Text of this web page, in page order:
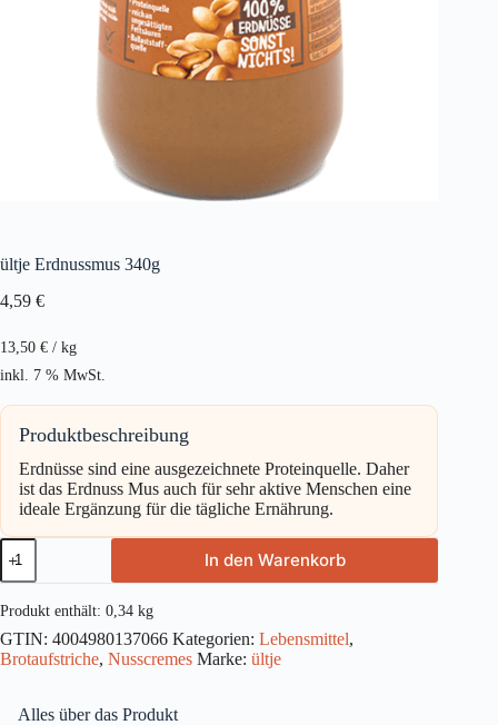
ültje Erdnussmus 340g
4,59 €
13,50 € / kg
inkl. 7 % MwSt.
Produktbeschreibung
Erdnüsse sind eine ausgezeichnete Proteinquelle. Daher
ist das Erdnuss Mus auch für sehr aktive Menschen eine
ideale Ergänzung für die tägliche Ernährung.
ültje
Erdnussmus
340g
Menge
In den Warenkorb
Produkt enthält: 0,34 kg
GTIN: 4004980137066 Kategorien: Lebensmittel,
Brotaufstriche, Nusscremes Marke: ültje
Alles über das Produkt